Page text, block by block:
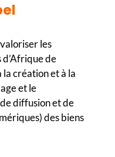
les
de
la création et à la
et le
diffusion et de
des biens